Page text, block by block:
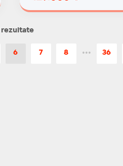
rezultate
6 7 8 ••• 36